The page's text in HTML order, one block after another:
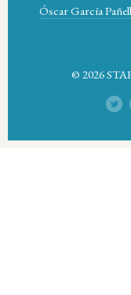
Óscar García
© 2026